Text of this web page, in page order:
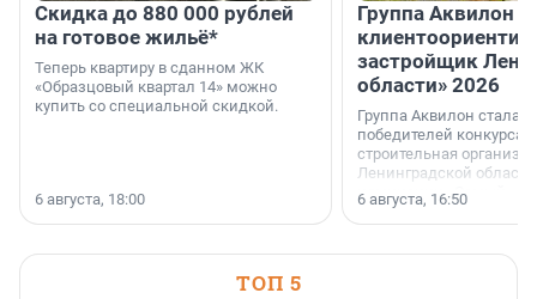
Скидка до 880 000 рублей
на готовое жильё*
Теперь квартиру в сданном ЖК
«Образцовый квартал 14» можно
купить со специальной скидкой.
6 августа, 18:00
Группа Аквилон
застройщик
области» 2026
Группа Аквилон стала
победителей конкурса
строительная
Ленинградской области
номинации «Самый
застройщик
области».
6 августа, 16:50
ТОП 5